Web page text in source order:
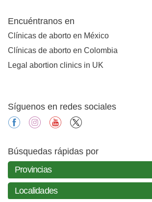
Encuéntranos en
Clínicas de aborto en México
Clínicas de aborto en Colombia
Legal abortion clinics in UK
Síguenos en redes sociales
facebookinstagramyoutube
Búsquedas rápidas por